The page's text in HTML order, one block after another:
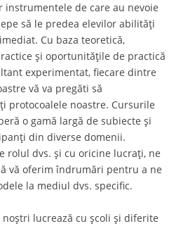
instrumentele de care au nevoie
să le predea elevilor abilități
Cu baza teoretică,
și oportunitățile de practică
experimentat, fiecare dintre
vă va pregăti să
protocoalele noastre. Cursurile
o gamă largă de subiecte și
din diverse domenii.
rolul dvs. și cu oricine lucrați, ne
vă oferim îndrumări pentru a ne
la mediul dvs. specific.
lucrează cu școli și diferite